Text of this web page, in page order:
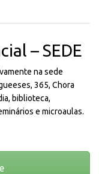
– SEDE
na sede
365, Chora
biblioteca,
e microaulas.